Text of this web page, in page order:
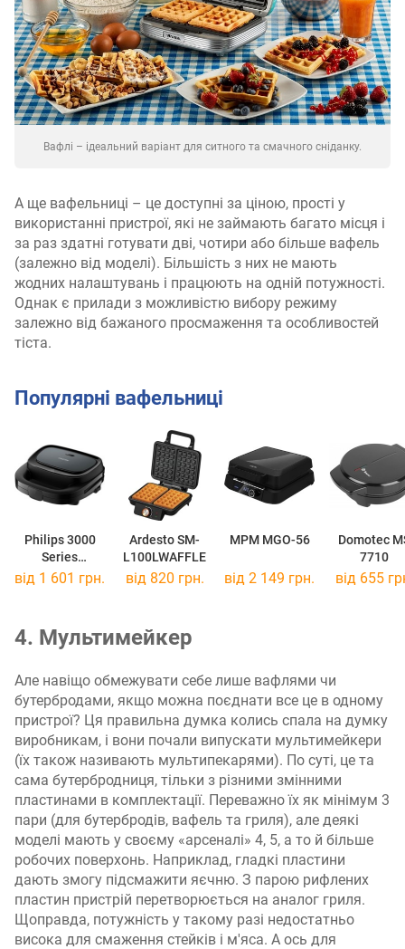
Вафлі – ідеальний варіант для ситного та смачного сніданку.
А ще вафельниці – це доступні за ціною, прості у
використанні пристрої, які не займають багато місця і
за раз здатні готувати дві, чотири або більше вафель
(залежно від моделі). Більшість з них не мають
жодних налаштувань і працюють на одній потужності.
Однак є прилади з можливістю вибору режиму
залежно від бажаного просмаження та особливостей
тіста.
Популярні вафельниці
Philips 3000
Series
HD2332/90
Ardesto SM-
L100LWAFFLE
MPM MGO-56
Domotec
7710
від 1 601 грн. від 820 грн. від 2 149 грн. від 655
4. Мультимейкер
Але навіщо обмежувати себе лише вафлями чи
бутербродами, якщо можна поєднати все це в одному
пристрої? Ця правильна думка колись спала на думку
виробникам, і вони почали випускати мультимейкери
(їх також називають мультипекарями). По суті, це та
сама бутербродниця, тільки з різними змінними
пластинами в комплектації. Переважно їх як мінімум 3
пари (для бутербродів, вафель та гриля), але деякі
моделі мають у своєму «арсеналі» 4, 5, а то й більше
робочих поверхонь. Наприклад, гладкі пластини
дають змогу підсмажити яєчню. З парою рифлених
пластин пристрій перетворюється на аналог гриля.
Щоправда, потужність у такому разі недостатньо
висока для смаження стейків і м'яса. А ось для